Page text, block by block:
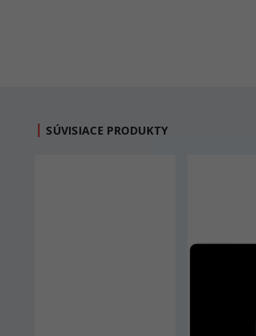
SÚVISIACE PRODUKTY